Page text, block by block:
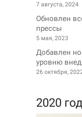
7 августа, 2024
Обновлен
прессы
5 мая, 2023
Добавлен
уровню
26 октября,
2020